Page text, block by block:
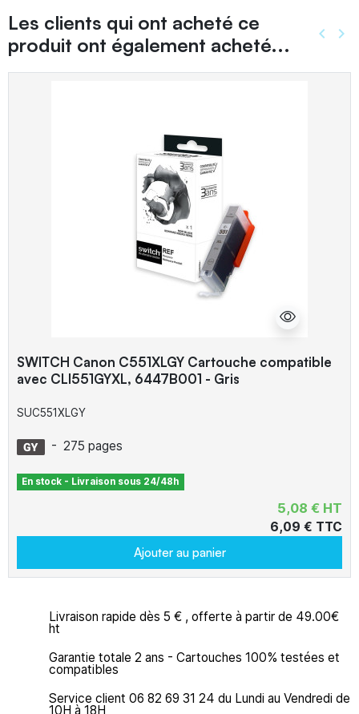
Les clients qui ont acheté ce
produit ont également acheté...
keyboard_arrow_left keyboard_arrow_right
SWITCH Canon C551XLGY Cartouche compatible
avec CLI551GYXL, 6447B001 - Gris
SUC551XLGY
- 275 pages
En stock - Livraison sous 24/48h
5,08 € HT
6,09 € TTC
Ajouter au panier
Livraison rapide dès 5 € , offerte à partir de 49.00€
ht
Garantie totale 2 ans - Cartouches 100% testées et
compatibles
Service client 06 82 69 31 24 du Lundi au Vendredi de
10H à 18H